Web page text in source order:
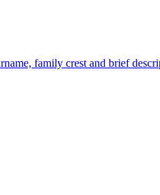
family crest and brief